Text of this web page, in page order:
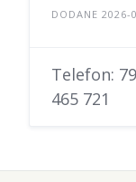
DODANE 2026-
Telefon:
465 721